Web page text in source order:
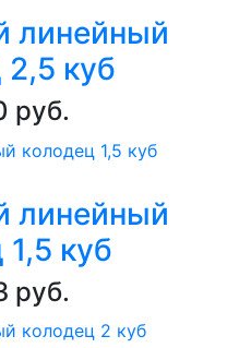
линейный
куб
руб.
линейный
куб
руб.